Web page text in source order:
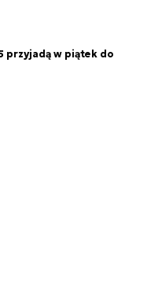
przyjadą w piątek do